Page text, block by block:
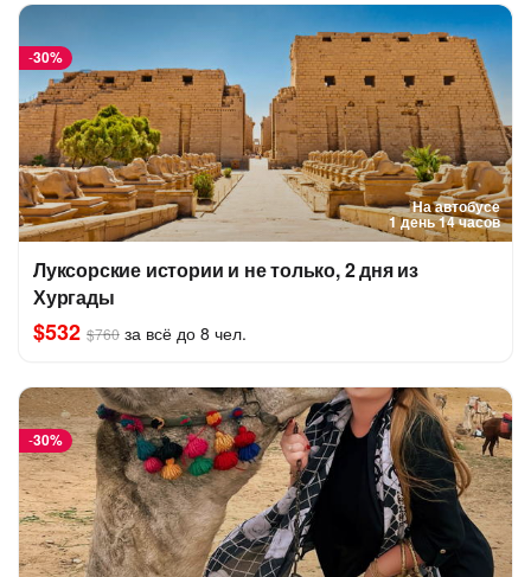
На автобусе
1 день 14 часов
-30%
Луксорские истории и не только, 2 дня из
Хургады
$532 $760 за всё до 8 чел.
-30%